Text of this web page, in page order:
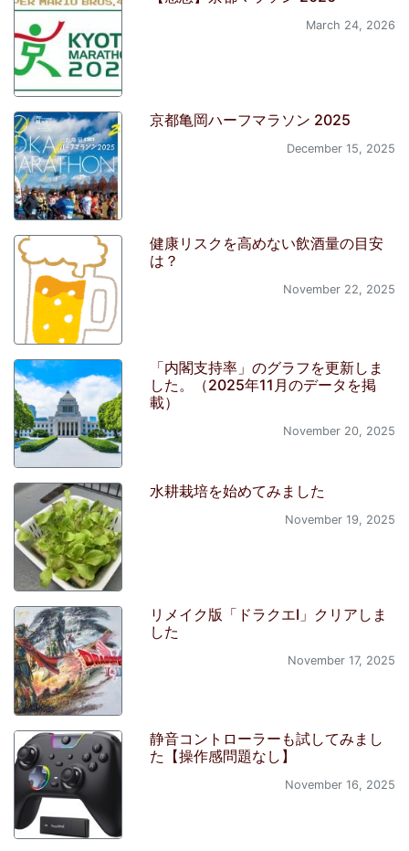
March 24, 2026
京都亀岡ハーフマラソン 2025
December 15, 2025
健康リスクを高めない飲酒量の目安
は？
November 22, 2025
「内閣支持率」のグラフを更新しま
した。（2025年11月のデータを掲
載）
November 20, 2025
水耕栽培を始めてみました
November 19, 2025
リメイク版「ドラクエI」クリアしま
した
November 17, 2025
静音コントローラーも試してみまし
た【操作感問題なし】
November 16, 2025